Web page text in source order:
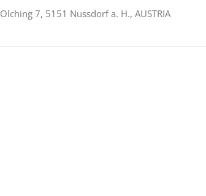
Olching 7, 5151 Nussdorf a. H., AUSTRIA